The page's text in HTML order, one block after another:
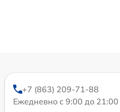
+7 (863) 209-71-88
Ежедневно с 9:00 до 21:00